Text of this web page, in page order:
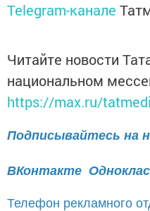
Telegram-канале
Читайте новости
национальном
https://max.ru/
Подписывайтесь на
ВКонтакте
Телефон рекламного